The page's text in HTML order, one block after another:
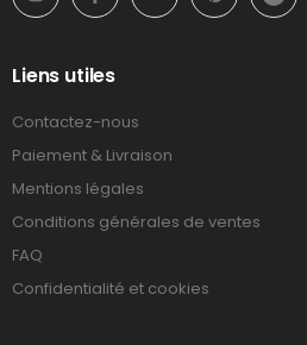
Liens utiles
Contactez-nous
Paiement & Livraison
Mentions légales
Conditions générales de ventes
FAQ
Confidentialité et cookies